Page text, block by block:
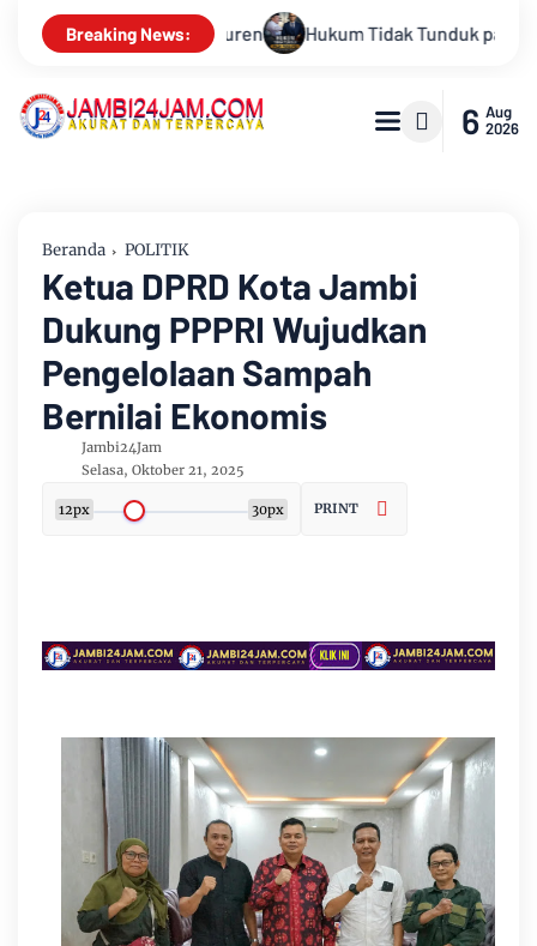
Breaking News:
pada Persepsi: Kritik Terhadap Monopoli Kebenaran oleh
6 Aug
2026
Beranda POLITIK
Ketua DPRD Kota Jambi
Dukung PPPRI Wujudkan
Pengelolaan Sampah
Bernilai Ekonomis
Jambi24Jam
Selasa, Oktober 21, 2025
12px 30px PRINT